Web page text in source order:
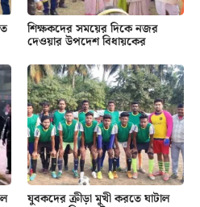
শিক্ষকদের সময়ের দিকে নজর
দেওয়ার উপদেশ বিধায়কের
যুবকদের ক্রীড়া মুখী করতে ঘাটাল